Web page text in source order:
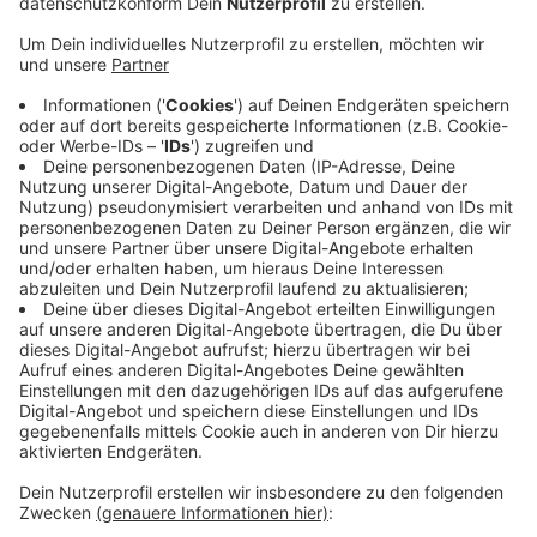
Überall dort, wo sich Radwege kreuzen, stehen
Wegweiser-Schilder, auf denen die Routen nummeriert
sind. Dazwischen geben Pfeile den Verlauf der Routen
an. Außerdem wurden an 20 ausgewählten Standorten
große Tafeln mit einer Übersichtskarte der Radwege
in Mönchengladbach aufgestellt. Radfahrer sollen
dank des Knotenpunktsystems leichter mit dem Rad
durch die Stadt kommen. Sie müssen sich dazu ab
sofort nur noch die Nummern der Knotenpunkte
notieren, die sie abfahren wollen. Eine ausdruckbare
Version der Knotenpunktkarte ist auf derWebsite der
Stadtverfügbar.